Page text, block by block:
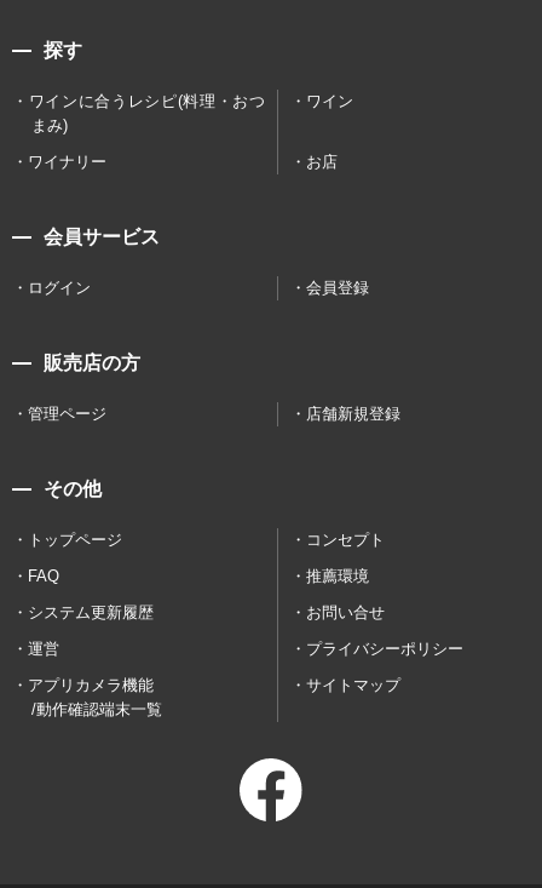
探す
ワインに合うレシピ(料理・おつ
まみ)
ワイン
ワイナリー お店
会員サービス
ログイン 会員登録
販売店の方
管理ページ 店舗新規登録
その他
トップページ
コンセプト
FAQ
推薦環境
システム更新履歴
お問い合せ
運営
プライバシーポリシー
アプリカメラ機能
/動作確認端末一覧
サイトマップ